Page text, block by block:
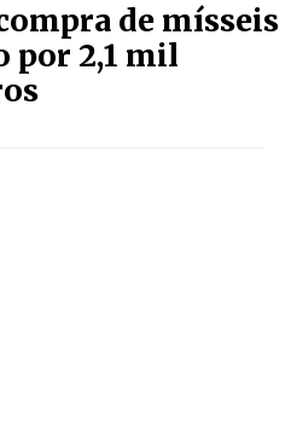
de mísseis
por 2,1 mil